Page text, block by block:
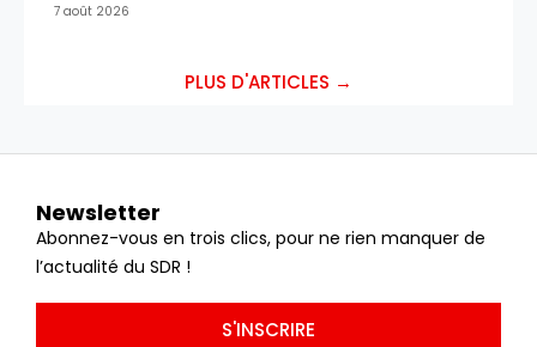
7 août 2026
PLUS D'ARTICLES →
Newsletter
Abonnez-vous en trois clics, pour ne rien manquer de
l’actualité du SDR !
S'INSCRIRE